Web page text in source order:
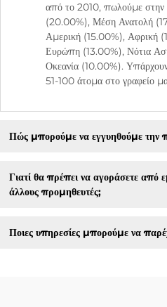
από το 2010, πωλούμε στην
(20.00%), Μέση Ανατολή
Αμερική (15.00%), Αφρική
Ευρώπη (13.00%), Νότια
Οκεανία (10.00%).
51-100 άτομα στο γραφείο
Πώς μπορούμε να εγγυηθούμε την
Γιατί θα πρέπει να αγοράσετε από
άλλους προμηθευτές;
Ποιες υπηρεσίες μπορούμε να